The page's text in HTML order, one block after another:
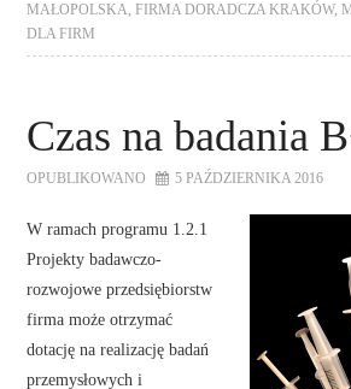
MAŁOPOLSKA ,FIRMA DORADCZA KRAKÓW,
DLA FIRM
Czas na badania
OPUBLIKOWANO 5 PAŹDZIERNIKA 2016
W ramach programu 1.2.1
Projekty badawczo-
rozwojowe przedsiębiorstw
firma może otrzymać
dotację na realizację badań
przemysłowych i